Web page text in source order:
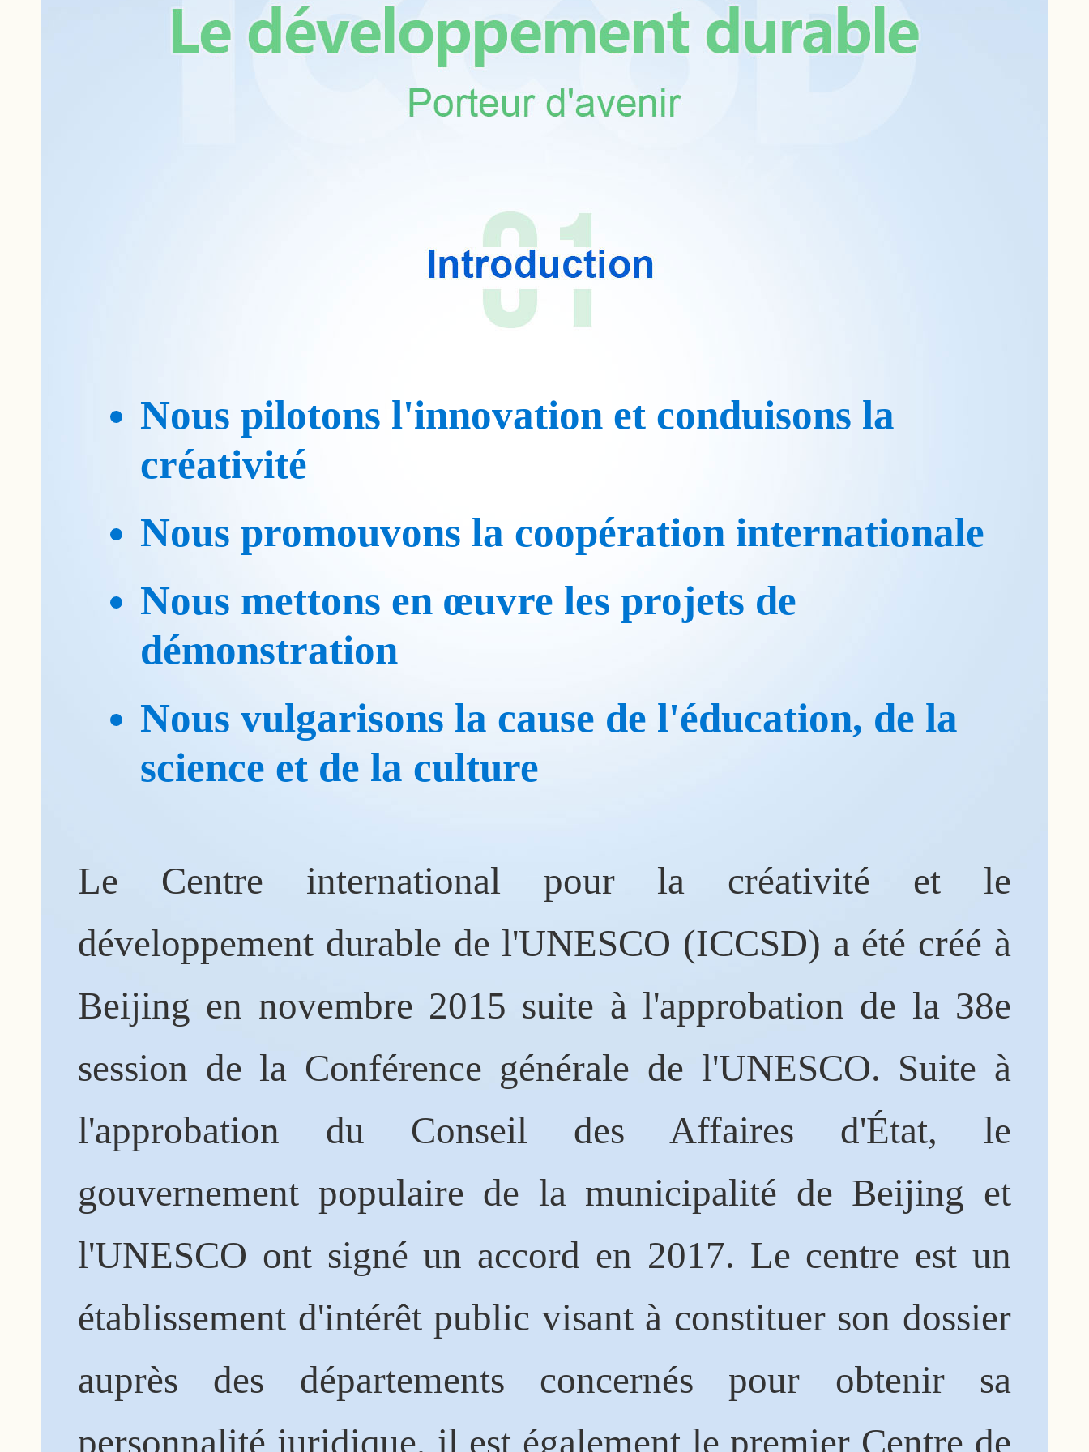
Nous pilotons l'innovation et conduisons la
créativité
Nous promouvons la coopération internationale
Nous mettons en œuvre les projets de
démonstration
Nous vulgarisons la cause de l'éducation, de la
science et de la culture
Le Centre international pour la créativité et le
développement durable de l'UNESCO (ICCSD) a été créé à
Beijing en novembre 2015 suite à l'approbation de la 38e
session de la Conférence générale de l'UNESCO. Suite à
l'approbation du Conseil des Affaires d'État, le
gouvernement populaire de la municipalité de Beijing et
l'UNESCO ont signé un accord en 2017. Le centre est un
établissement d'intérêt public visant à constituer son dossier
auprès des départements concernés pour obtenir sa
personnalité juridique, il est également le premier Centre de